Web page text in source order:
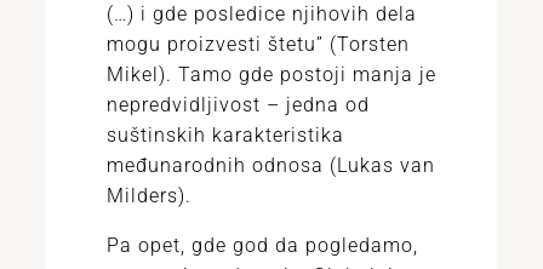
(…) i gde posledice njihovih dela
mogu proizvesti štetu” (Torsten
Mikel). Tamo gde postoji manja je
nepredvidljivost – jedna od
suštinskih karakteristika
međunarodnih odnosa (Lukas van
Milders).
Pa opet, gde god da pogledamo,